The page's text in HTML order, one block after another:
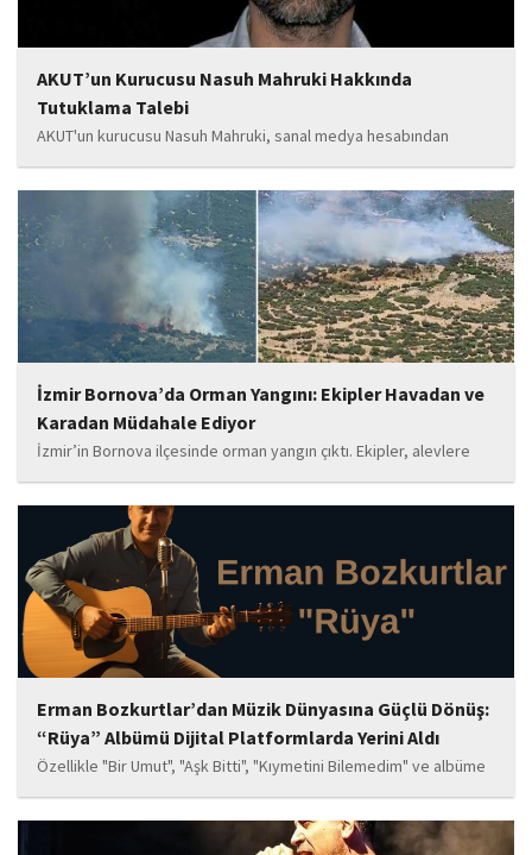
AKUT’un Kurucusu Nasuh Mahruki Hakkında
Tutuklama Talebi
AKUT'un kurucusu Nasuh Mahruki, sanal medya hesabından
yaptığı '15 Temmuz' paylaşımı nedeniyle 'Halkı kin ve düşmanlığa
tahrik veya aşağılama' suçundan gözaltına alındı. Mahruki,
tutuklama talebiyle Sulh Ceza Hakimliği'ne sevk edildi.
İzmir Bornova’da Orman Yangını: Ekipler Havadan ve
Karadan Müdahale Ediyor
İzmir’in Bornova ilçesinde orman yangın çıktı. Ekipler, alevlere
havadan ve karadan müdahale ediyor.
Erman Bozkurtlar’dan Müzik Dünyasına Güçlü Dönüş:
“Rüya” Albümü Dijital Platformlarda Yerini Aldı
Özellikle "Bir Umut", "Aşk Bitti", "Kıymetini Bilemedim" ve albüme
adını veren "Rüya" parçalarının kısa süre içerisinde öne çıkan
eserler arasında yer alması bekleniyor. Albüm, sanatçının önceki